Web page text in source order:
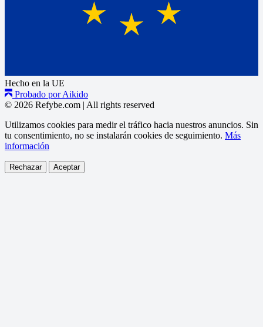
Hecho en la UE
Probado por Aikido
© 2026 Refybe.com | All rights reserved
Utilizamos cookies para medir el tráfico hacia nuestros anuncios. Sin
tu consentimiento, no se instalarán cookies de seguimiento. Más
información
Rechazar Aceptar